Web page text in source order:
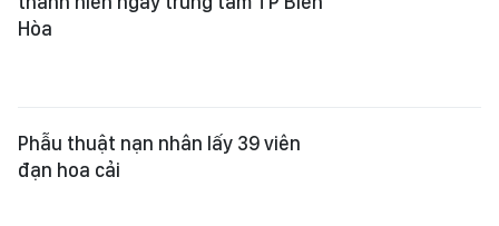
Hòa
Phẫu thuật nạn nhân lấy 39 viên
đạn hoa cải